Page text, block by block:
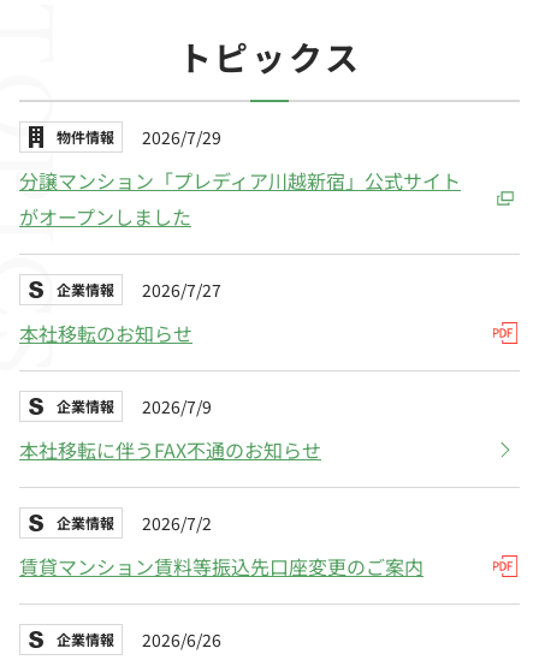
トピックス
物件情報 2026/7/29
分譲マンション「プレディア川越新宿」公式サイト
がオープンしました
企業情報 2026/7/27
本社移転のお知らせ
企業情報 2026/7/9
本社移転に伴うFAX不通のお知らせ
企業情報 2026/7/2
賃貸マンション賃料等振込先口座変更のご案内
企業情報 2026/6/26